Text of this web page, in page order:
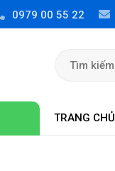
0979 00 55 22
TRANG CHỦ